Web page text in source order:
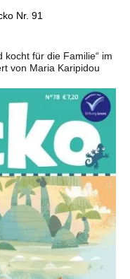
Nr. 91
kocht für die Familie“ im
von Maria Karipidou